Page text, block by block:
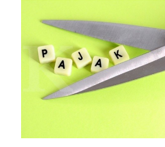
Infografis Pengampunan Pajak
Q & A Pajak
Kontak Kami
Sitemap